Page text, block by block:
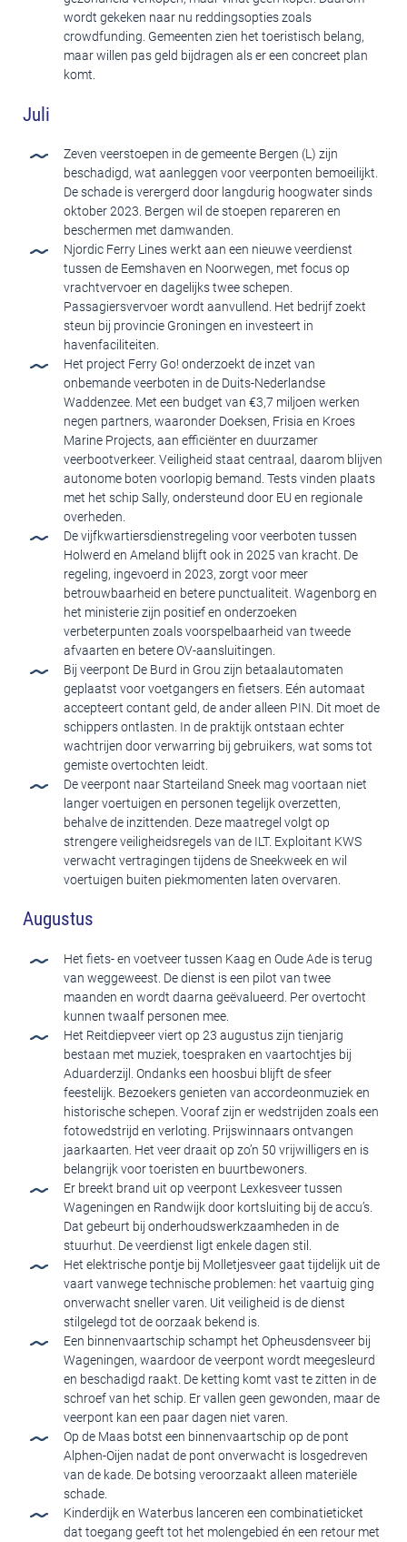
wordt gekeken naar nu reddingsopties zoals
crowdfunding. Gemeenten zien het toeristisch belang,
maar willen pas geld bijdragen als er een concreet plan
komt.
Juli
Zeven veerstoepen in de gemeente Bergen (L) zijn
beschadigd, wat aanleggen voor veerponten bemoeilijkt.
De schade is verergerd door langdurig hoogwater sinds
oktober 2023. Bergen wil de stoepen repareren en
beschermen met damwanden.
Njordic Ferry Lines werkt aan een nieuwe veerdienst
tussen de Eemshaven en Noorwegen, met focus op
vrachtvervoer en dagelijks twee schepen.
Passagiersvervoer wordt aanvullend. Het bedrijf zoekt
steun bij provincie Groningen en investeert in
havenfaciliteiten.
Het project Ferry Go! onderzoekt de inzet van
onbemande veerboten in de Duits-Nederlandse
Waddenzee. Met een budget van €3,7 miljoen werken
negen partners, waaronder Doeksen, Frisia en Kroes
Marine Projects, aan efficiënter en duurzamer
veerbootverkeer. Veiligheid staat centraal, daarom blijven
autonome boten voorlopig bemand. Tests vinden plaats
met het schip Sally, ondersteund door EU en regionale
overheden.
De vijfkwartiersdienstregeling voor veerboten tussen
Holwerd en Ameland blijft ook in 2025 van kracht. De
regeling, ingevoerd in 2023, zorgt voor meer
betrouwbaarheid en betere punctualiteit. Wagenborg en
het ministerie zijn positief en onderzoeken
verbeterpunten zoals voorspelbaarheid van tweede
afvaarten en betere OV-aansluitingen.
Bij veerpont De Burd in Grou zijn betaalautomaten
geplaatst voor voetgangers en fietsers. Eén automaat
accepteert contant geld, de ander alleen PIN. Dit moet de
schippers ontlasten. In de praktijk ontstaan echter
wachtrijen door verwarring bij gebruikers, wat soms tot
gemiste overtochten leidt.
De veerpont naar Starteiland Sneek mag voortaan niet
langer voertuigen en personen tegelijk overzetten,
behalve de inzittenden. Deze maatregel volgt op
strengere veiligheidsregels van de ILT. Exploitant KWS
verwacht vertragingen tijdens de Sneekweek en wil
voertuigen buiten piekmomenten laten overvaren.
Augustus
Het fiets- en voetveer tussen Kaag en Oude Ade is terug
van weggeweest. De dienst is een pilot van twee
maanden en wordt daarna geëvalueerd. Per overtocht
kunnen twaalf personen mee.
Het Reitdiepveer viert op 23 augustus zijn tienjarig
bestaan met muziek, toespraken en vaartochtjes bij
Aduarderzijl. Ondanks een hoosbui blijft de sfeer
feestelijk. Bezoekers genieten van accordeonmuziek en
historische schepen. Vooraf zijn er wedstrijden zoals een
fotowedstrijd en verloting. Prijswinnaars ontvangen
jaarkaarten. Het veer draait op zo’n 50 vrijwilligers en is
belangrijk voor toeristen en buurtbewoners.
Er breekt brand uit op veerpont Lexkesveer tussen
Wageningen en Randwijk door kortsluiting bij de accu’s.
Dat gebeurt bij onderhoudswerkzaamheden in de
stuurhut. De veerdienst ligt enkele dagen stil.
Het elektrische pontje bij Molletjesveer gaat tijdelijk uit de
vaart vanwege technische problemen: het vaartuig ging
onverwacht sneller varen. Uit veiligheid is de dienst
stilgelegd tot de oorzaak bekend is.
Een binnenvaartschip schampt het Opheusdensveer bij
Wageningen, waardoor de veerpont wordt meegesleurd
en beschadigd raakt. De ketting komt vast te zitten in de
schroef van het schip. Er vallen geen gewonden, maar de
veerpont kan een paar dagen niet varen.
Op de Maas botst een binnenvaartschip op de pont
Alphen-Oijen nadat de pont onverwacht is losgedreven
van de kade. De botsing veroorzaakt alleen materiële
schade.
Kinderdijk en Waterbus lanceren een combinatieticket
dat toegang geeft tot het molengebied én een retour met